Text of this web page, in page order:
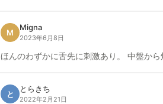
M
Migna
2023年6月8日
ほんのわずかに舌先に刺激あり。 中盤か
と
とらきち
2022年2月21日